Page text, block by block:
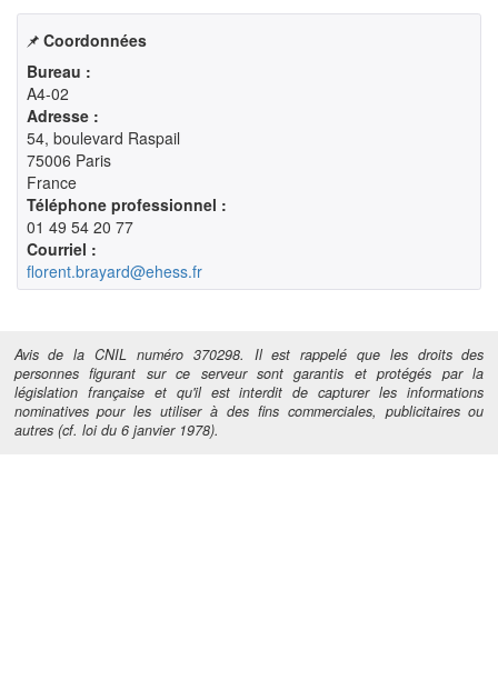
Coordonnées
Bureau :
A4-02
Adresse :
54, boulevard Raspail
75006 Paris
France
Téléphone professionnel :
01 49 54 20 77
Courriel :
florent.brayard@ehess.fr
Avis de la CNIL numéro 370298. Il est rappelé que les droits des
personnes figurant sur ce serveur sont garantis et protégés par la
législation française et qu'il est interdit de capturer les informations
nominatives pour les utiliser à des fins commerciales, publicitaires ou
autres (cf. loi du 6 janvier 1978).